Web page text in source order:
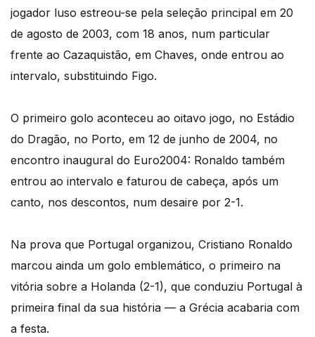
jogador luso estreou-se pela seleção principal em 20
de agosto de 2003, com 18 anos, num particular
frente ao Cazaquistão, em Chaves, onde entrou ao
intervalo, substituindo Figo.
O primeiro golo aconteceu ao oitavo jogo, no Estádio
do Dragão, no Porto, em 12 de junho de 2004, no
encontro inaugural do Euro2004: Ronaldo também
entrou ao intervalo e faturou de cabeça, após um
canto, nos descontos, num desaire por 2-1.
Na prova que Portugal organizou, Cristiano Ronaldo
marcou ainda um golo emblemático, o primeiro na
vitória sobre a Holanda (2-1), que conduziu Portugal à
primeira final da sua história — a Grécia acabaria com
a festa.